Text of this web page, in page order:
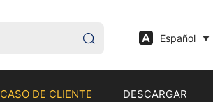
Español
CASO DE CLIENTE DESCARGAR